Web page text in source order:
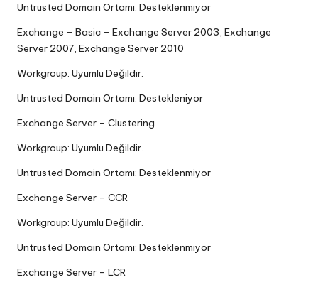
Untrusted Domain Ortamı: Desteklenmiyor
Exchange – Basic – Exchange Server 2003, Exchange
Server 2007, Exchange Server 2010
Workgroup: Uyumlu Değildir.
Untrusted Domain Ortamı: Destekleniyor
Exchange Server – Clustering
Workgroup: Uyumlu Değildir.
Untrusted Domain Ortamı: Desteklenmiyor
Exchange Server – CCR
Workgroup: Uyumlu Değildir.
Untrusted Domain Ortamı: Desteklenmiyor
Exchange Server – LCR